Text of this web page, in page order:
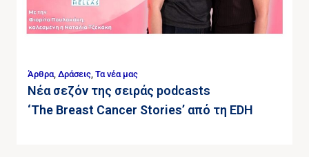
Άρθρα Δράσεις Τα νέα μας
Νέα σεζόν της σειράς podcasts
‘The Breast Cancer Stories’ από τη EDH